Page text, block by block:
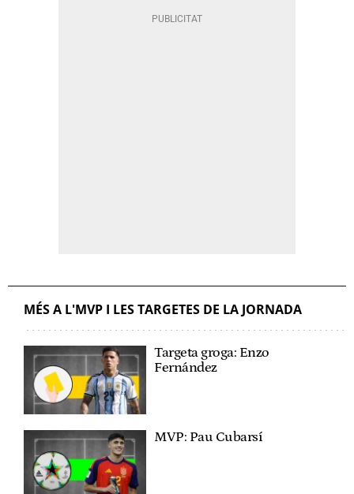
MÉS A L'MVP I LES TARGETES DE LA JORNADA
Targeta groga: Enzo
Fernández
MVP: Pau Cubarsí